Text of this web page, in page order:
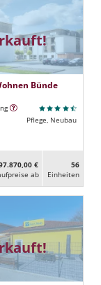
Bünde
Pflege, Neubau
€
ab
56
Ein­heiten